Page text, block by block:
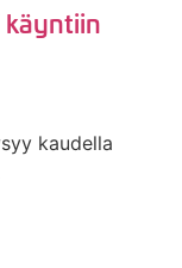
käyntiin
kaudella